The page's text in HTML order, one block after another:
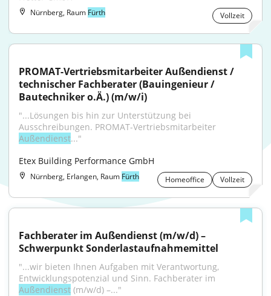
Nürnberg, Raum Fürth Vollzeit
PROMAT-Vertriebsmitarbeiter Außendienst /
technischer Fachberater (Bauingenieur /
Bautechniker o.Ä.) (m/w/i)
"...Lösungen bis hin zur Unterstützung bei
Außendienst..."
Etex Building Performance GmbH
Nürnberg, Erlangen, Raum Fürth Homeoffice Vollzeit
Fachberater im Außendienst (m/w/d) –
Schwerpunkt Sonderlastaufnahmemittel
"...wir bieten Ihnen Aufgaben mit Verantwortung,
Außendienst (m/w/d) –..."